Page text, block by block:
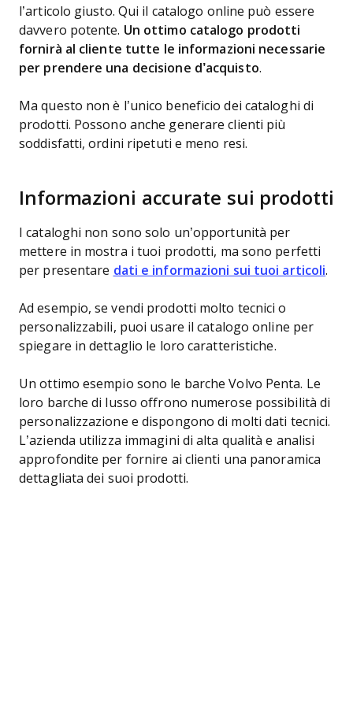
l’articolo giusto. Qui il catalogo online può essere
davvero potente. Un ottimo catalogo prodotti
fornirà al cliente tutte le informazioni necessarie
per prendere una decisione d’acquisto.
Ma questo non è l’unico beneficio dei cataloghi di
prodotti. Possono anche generare clienti più
soddisfatti, ordini ripetuti e meno resi.
Informazioni accurate sui prodotti
I cataloghi non sono solo un’opportunità per
mettere in mostra i tuoi prodotti, ma sono perfetti
per presentare dati e informazioni sui tuoi articoli.
Ad esempio, se vendi prodotti molto tecnici o
personalizzabili, puoi usare il catalogo online per
spiegare in dettaglio le loro caratteristiche.
Un ottimo esempio sono le barche Volvo Penta. Le
loro barche di lusso offrono numerose possibilità di
personalizzazione e dispongono di molti dati tecnici.
L’azienda utilizza immagini di alta qualità e analisi
approfondite per fornire ai clienti una panoramica
dettagliata dei suoi prodotti.